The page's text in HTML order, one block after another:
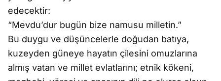
edecektir:
“Mevdu’dur bugün bize namusu milletin.”
Bu duygu ve düşüncelerle doğudan batıya,
kuzeyden güneye hayatın çilesini omuzlarına
almış vatan ve millet evlatlarını; etnik kökeni,